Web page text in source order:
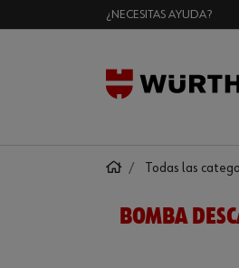
¿NECESITAS AYUDA?
Todas las
BOMBA